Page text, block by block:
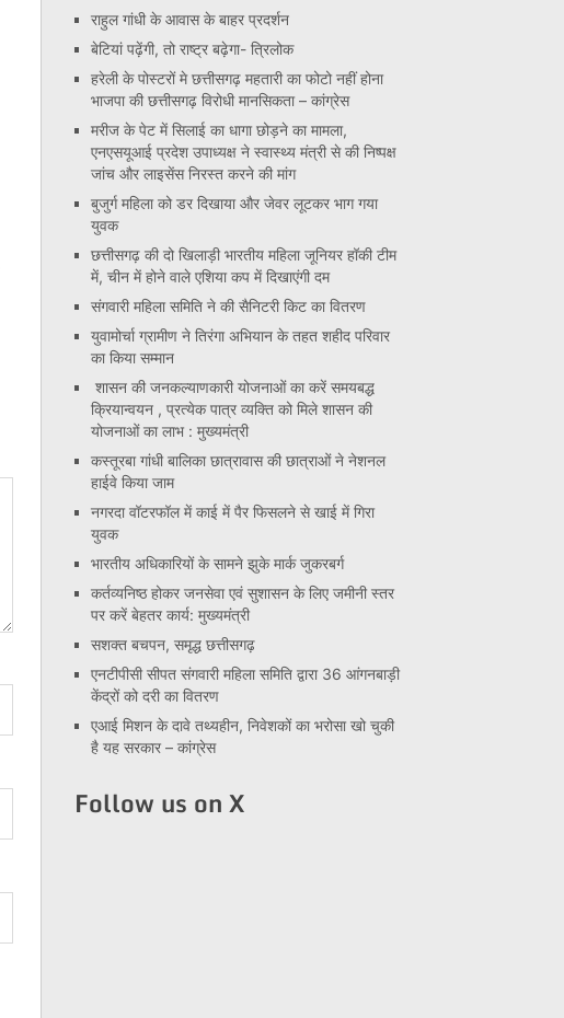
राहुल गांधी के आवास के बाहर प्रदर्शन
बेटियां पढ़ेंगी, तो राष्ट्र बढ़ेगा- त्रिलोक
हरेली के पोस्टरों मे छत्तीसगढ़ महतारी का फोटो नहीं होना
भाजपा की छत्तीसगढ़ विरोधी मानसिकता – कांग्रेस
मरीज के पेट में सिलाई का धागा छोड़ने का मामला,
एनएसयूआई प्रदेश उपाध्यक्ष ने स्वास्थ्य मंत्री से की निष्पक्ष
जांच और लाइसेंस निरस्त करने की मांग
बुजुर्ग महिला को डर दिखाया और जेवर लूटकर भाग गया
युवक
छत्तीसगढ़ की दो खिलाड़ी भारतीय महिला जूनियर हॉकी टीम
में, चीन में होने वाले एशिया कप में दिखाएंगी दम
संगवारी महिला समिति ने की सैनिटरी किट का वितरण
युवामोर्चा ग्रामीण ने तिरंगा अभियान के तहत शहीद परिवार
का किया सम्मान
शासन की जनकल्याणकारी योजनाओं का करें समयबद्ध
क्रियान्वयन , प्रत्येक पात्र व्यक्ति को मिले शासन की
योजनाओं का लाभ : मुख्यमंत्री
कस्तूरबा गांधी बालिका छात्रावास की छात्राओं ने नेशनल
हाईवे किया जाम
नगरदा वॉटरफॉल में काई में पैर फिसलने से खाई में गिरा
युवक
भारतीय अधिकारियों के सामने झुके मार्क जुकरबर्ग
कर्तव्यनिष्ठ होकर जनसेवा एवं सुशासन के लिए जमीनी स्तर
पर करें बेहतर कार्य: मुख्यमंत्री
सशक्त बचपन, समृद्ध छत्तीसगढ़
एनटीपीसी सीपत संगवारी महिला समिति द्वारा 36 आंगनबाड़ी
केंद्रों को दरी का वितरण
एआई मिशन के दावे तथ्यहीन, निवेशकों का भरोसा खो चुकी
है यह सरकार – कांग्रेस
Follow us on X